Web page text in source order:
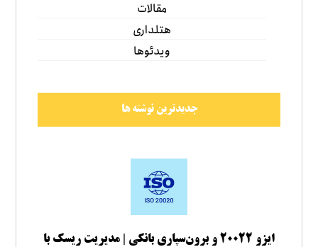
مقالات
هتلداری
ویدئوها
جدیدترین نوشته ها
ایزو ۲۰۰۲۲ و برون‌سپاری بانکی | مدیریت ریسک با